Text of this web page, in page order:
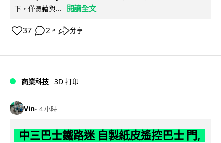
下，僅憑藉與...
閱讀全文
37 2 ↗ 分享
商業科技 3D 打印
Vin 4 小時
中三巴士鐵路迷 自製紙皮遙控巴士 門,